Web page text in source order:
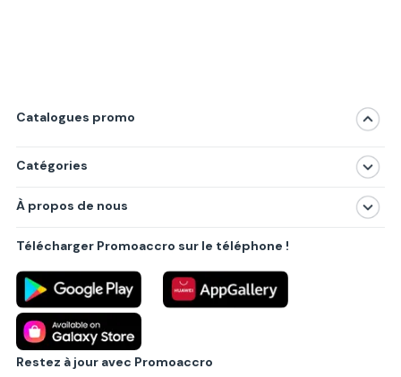
Catalogues promo
Catégories
Produits
Villes principales
À propos de nous
Politique de confidentialité
Règlements
Partenariat B2B
Blog
Contact
Télécharger Promoaccro sur le téléphone !
Restez à jour avec Promoaccro